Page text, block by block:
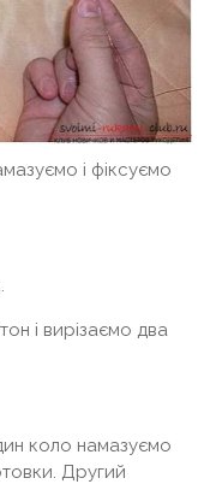
і фіксуємо
і вирізаємо два
коло намазуємо
Другий